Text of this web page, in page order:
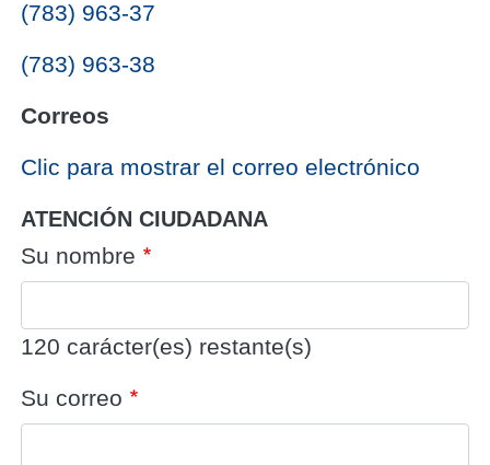
(783) 963-37
(783) 963-38
Correos
‎Clic para mostrar el correo electrónico
ATENCIÓN CIUDADANA
Su nombre
120 carácter(es) restante(s)
Su correo